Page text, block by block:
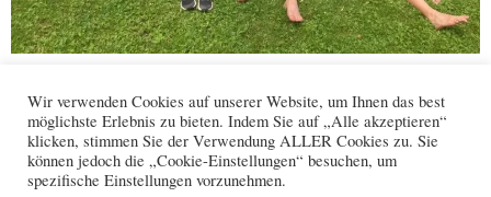
Facebook
WhatsApp
X
Kontakt Datenschutz Impressum
Wir verwenden Cookies auf unserer Website, um Ihnen das best
möglichste Erlebnis zu bieten. Indem Sie auf „Alle akzeptieren“
klicken, stimmen Sie der Verwendung ALLER Cookies zu. Sie
können jedoch die „Cookie-Einstellungen“ besuchen, um
spezifische Einstellungen vorzunehmen.